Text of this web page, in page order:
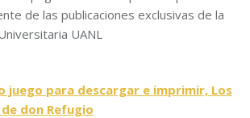
de las publicaciones exclusivas de la
UANL
juego para descargar e imprimir, Los
don Refugio